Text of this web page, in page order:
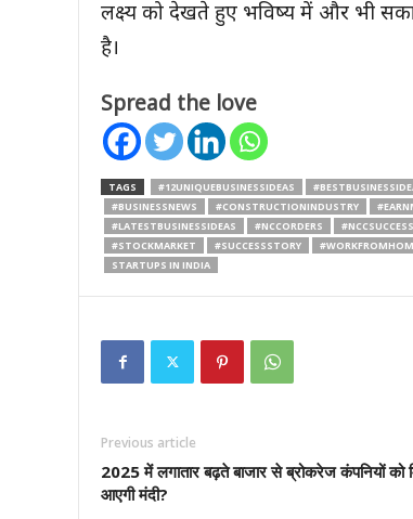
लक्ष्य को देखते हुए भविष्य में और भी
है।
Spread the love
TAGS #12UNIQUEBUSINESSIDEAS
#BUSINESSNEWS
#CONSTRUCTIONINDUSTRY
#LATESTBUSINESSIDEAS
#NCCORDERS #NCCSUCCESS
#STOCKMARKET
#SUCCESSSTORY
STARTUPS IN INDIA
Previous article
2025 में लगातार बढ़ते बाजार से ब्रोकरेज कंपनियों को
आएगी मंदी?